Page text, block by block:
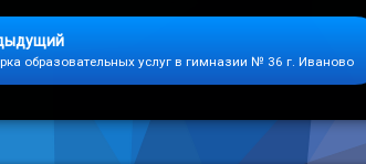
образовательных услуг в гимназии № 36 г. Иваново